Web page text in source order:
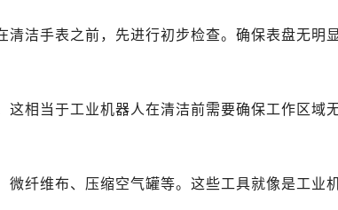
洁手表之前，先进行初步检查。确保表盘无明显
相当于工业机器人在清洁前需要确保工作区域
纤维布、压缩空气罐等。这些工具就像是工业